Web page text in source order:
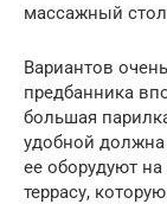
массажный
Вариантов
предбанника
большая
удобной
ее оборудуют
террасу,